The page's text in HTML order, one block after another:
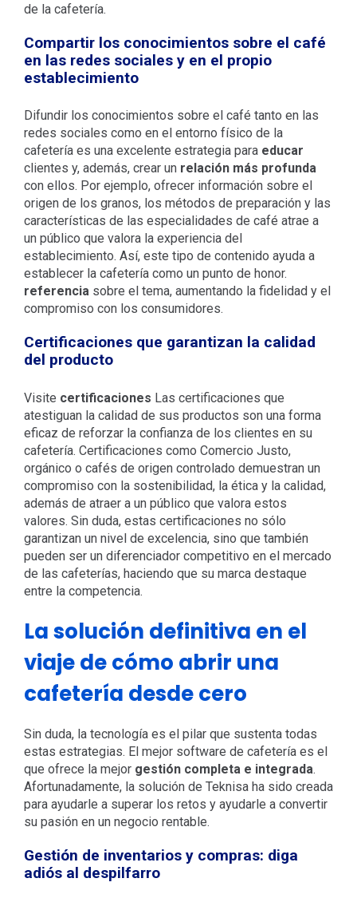
de la cafetería.
Compartir los conocimientos sobre el café
en las redes sociales y en el propio
establecimiento
Difundir los conocimientos sobre el café tanto en las
redes sociales como en el entorno físico de la
cafetería es una excelente estrategia para educar
clientes y, además, crear un relación más profunda
con ellos. Por ejemplo, ofrecer información sobre el
origen de los granos, los métodos de preparación y las
características de las especialidades de café atrae a
un público que valora la experiencia del
establecimiento. Así, este tipo de contenido ayuda a
establecer la cafetería como un punto de honor.
referencia sobre el tema, aumentando la fidelidad y el
compromiso con los consumidores.
Certificaciones que garantizan la calidad
del producto
Visite certificaciones Las certificaciones que
atestiguan la calidad de sus productos son una forma
eficaz de reforzar la confianza de los clientes en su
cafetería. Certificaciones como Comercio Justo,
orgánico o cafés de origen controlado demuestran un
compromiso con la sostenibilidad, la ética y la calidad,
además de atraer a un público que valora estos
valores. Sin duda, estas certificaciones no sólo
garantizan un nivel de excelencia, sino que también
pueden ser un diferenciador competitivo en el mercado
de las cafeterías, haciendo que su marca destaque
entre la competencia.
La solución definitiva en el
viaje de cómo abrir una
cafetería desde cero
Sin duda, la tecnología es el pilar que sustenta todas
estas estrategias. El mejor software de cafetería es el
que ofrece la mejor gestión completa e integrada.
Afortunadamente, la solución de Teknisa ha sido creada
para ayudarle a superar los retos y ayudarle a convertir
su pasión en un negocio rentable.
Gestión de inventarios y compras: diga
adiós al despilfarro